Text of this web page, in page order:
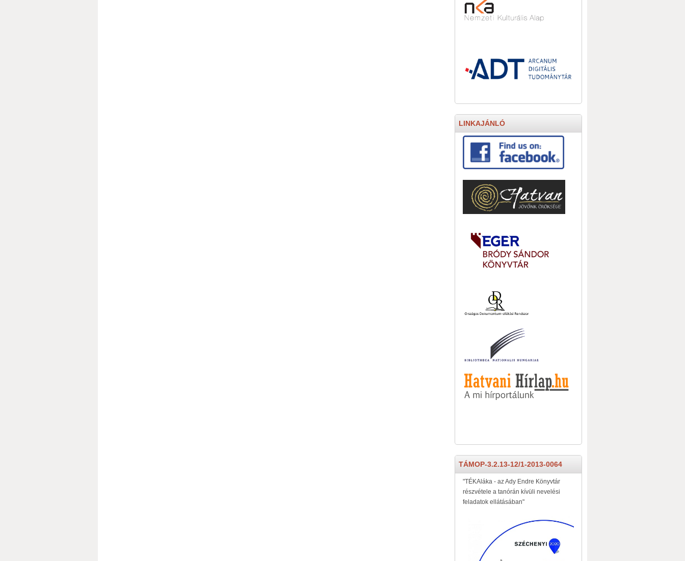
LINKAJÁNLÓ
TÁMOP-3.2.13-12/1-2013-0064
"TÉKAláka - az Ady Endre Könyvtár
részvétele a tanórán kívüli nevelési
feladatok ellátásában"